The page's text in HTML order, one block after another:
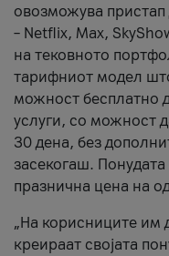
овозможува пристап
– Netflix, Max,
на тековното
тарифниот модел
можност бесплатно
услуги, со можност
30 дена, без
засекогаш.
празнична цена на
„На корисниците им
креираат својата